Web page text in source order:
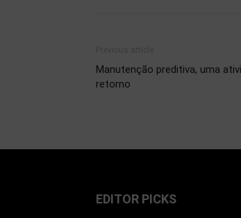
Manutenção preditiva, uma
retorno
EDITOR PICKS